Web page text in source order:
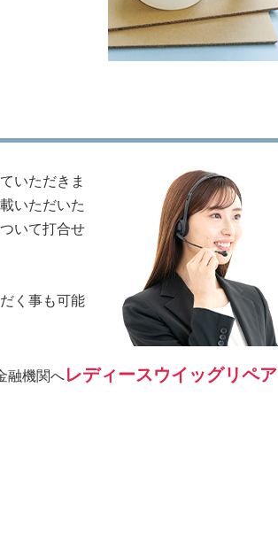
いただきま
いただいた
いて打合せ
く事も可能
融機関へレディースウイッグリペア